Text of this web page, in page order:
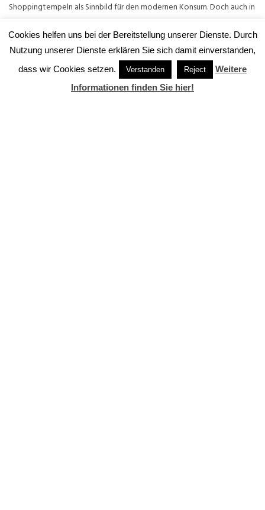
Shoppingtempeln als Sinnbild für den modernen Konsum. Doch auch in
» ZUM BEITRAG…
Cookies helfen uns bei der Bereitstellung unserer Dienste. Durch
Nutzung unserer Dienste erklären Sie sich damit einverstanden,
dass wir Cookies setzen.
Verstanden Reject
Weitere
Informationen finden Sie hier!